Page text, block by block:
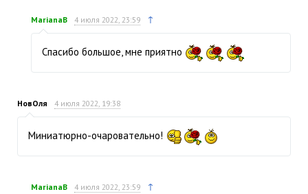
MarianaB 4 июля 2022, 23:59 ↑
Спасибо большое, мне приятно
НовОля 4 июля 2022, 19:38
Миниатюрно-очаровательно!
MarianaB 4 июля 2022, 23:59 ↑